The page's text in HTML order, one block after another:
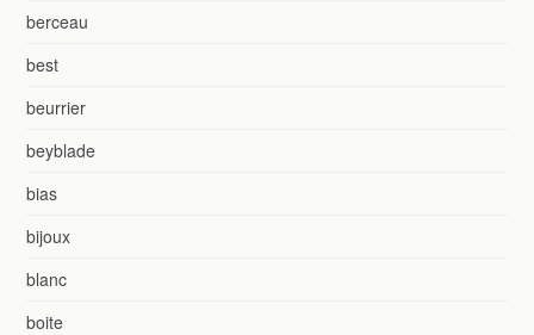
berceau
best
beurrier
beyblade
bias
bijoux
blanc
boite